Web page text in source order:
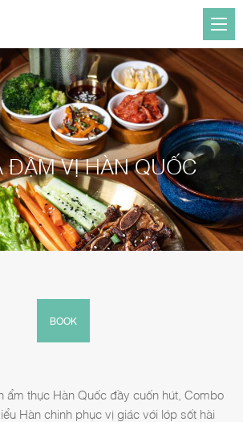
ĐẬM VỊ HÀN QUỐC
BOOK
ẩm thực Hàn Quốc đầy cuốn hút, Combo
Hàn chinh phục vị giác với lớp sốt hài